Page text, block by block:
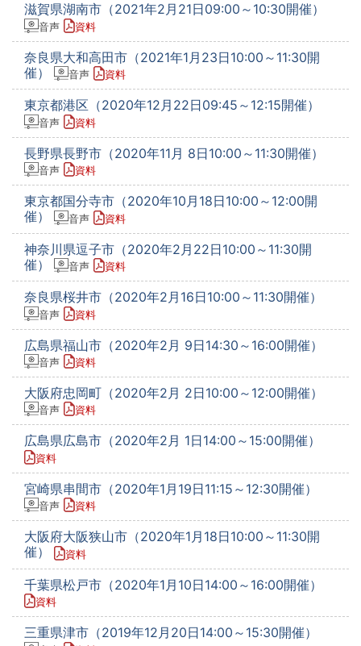
滋賀県湖南市（2021年2月21日09:00～10:30開催）
音声 資料
奈良県大和高田市（2021年1月23日10:00～11:30開
催）
音声 資料
東京都港区（2020年12月22日09:45～12:15開催）
音声 資料
長野県長野市（2020年11月 8日10:00～11:30開催）
音声 資料
東京都国分寺市（2020年10月18日10:00～12:00開
催）
音声 資料
神奈川県逗子市（2020年2月22日10:00～11:30開
催）
音声 資料
奈良県桜井市（2020年2月16日10:00～11:30開催）
音声 資料
広島県福山市（2020年2月 9日14:30～16:00開催）
音声 資料
大阪府忠岡町（2020年2月 2日10:00～12:00開催）
音声 資料
広島県広島市（2020年2月 1日14:00～15:00開催）
資料
宮崎県串間市（2020年1月19日11:15～12:30開催）
音声 資料
大阪府大阪狭山市（2020年1月18日10:00～11:30開
催）
資料
千葉県松戸市（2020年1月10日14:00～16:00開催）
資料
三重県津市（2019年12月20日14:00～15:30開催）